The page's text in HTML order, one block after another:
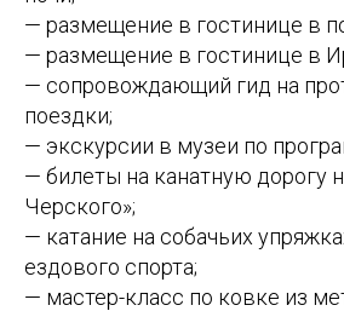
— размещение в гостинице в
— размещение в гостинице в
— сопровождающий гид на
поездки;
— экскурсии в музеи по
— билеты на канатную дорогу
Черского»;
— катание на собачьих
ездового спорта;
— мастер-класс по ковке из